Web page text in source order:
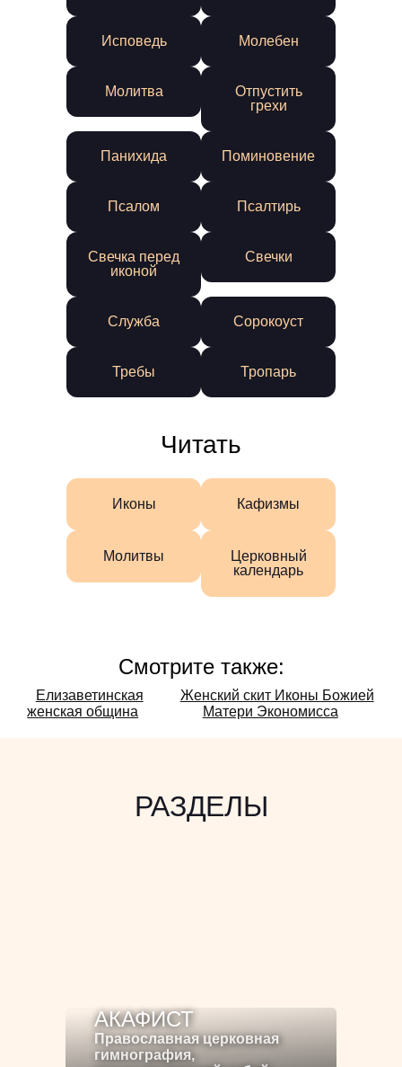
Исповедь Молебен
Молитва
Отпустить
грехи
Панихида Поминовение
Псалом Псалтирь
Свечка перед
иконой
Свечки
Служба Сорокоуст
Требы Тропарь
Читать
Иконы Кафизмы
Молитвы
Церковный
календарь
Смотрите также:
Смотрите
также:
Елизаветинская
женская община
Женский скит Иконы Божией
Матери Экономисса
РАЗДЕЛЫ
АКАФИСТ
Православная церковная
гимнография,